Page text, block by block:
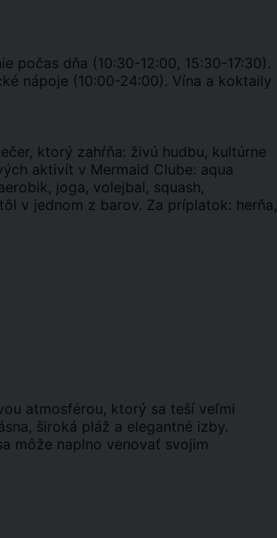
počas dňa (10:30-12:00, 15:30-17:30).
nápoje (10:00-24:00). Vína a koktaily
ktorý zahŕňa: živú hudbu, kultúrne
aktivít v Mermaid Clube: aqua
joga, volejbal, squash,
v jednom z barov. Za príplatok: herňa,
atmosférou, ktorý sa teší veľmi
široká pláž a elegantné izby.
môže naplno venovať svojim